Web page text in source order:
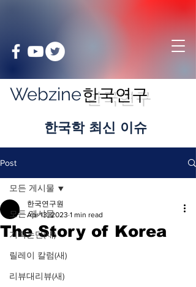
Webzine
​한국학 최신 이슈
한국연구
Post
모든 게시물
기획논단(새)
릴레이 칼럼(새)
리뷰대리뷰(새)
모든 게시물
The Story of Korea
한국연구원
Apr 13, 2023 1 min read